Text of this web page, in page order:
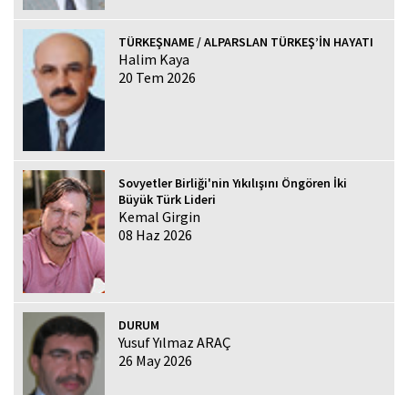
TÜRKEŞNAME / ALPARSLAN TÜRKEŞ’İN HAYATI
Halim Kaya
20 Tem 2026
Sovyetler Birliği'nin Yıkılışını Öngören İki
Büyük Türk Lideri
Kemal Girgin
08 Haz 2026
DURUM
Yusuf Yılmaz ARAÇ
26 May 2026